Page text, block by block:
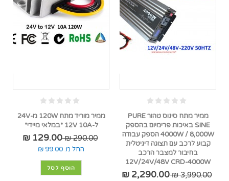
ממיר מתח סינוס טהור PURE
SINE באיכות פרימיום בהספק
4000W / 8,000W הספק עבודה
קבוע לרכב עם תצוגה דיגיטלית
בחיבור למצבר הרכב
12V/24V/48V CRD-4000W
3,990.00 ₪
2,290.00 ₪
ממיר מוריד מתח 120W מ-24V
ל-12V 10A *במלאי מיידי*
290.00 ₪
129.00 ₪
החל מ: 99.00 ₪
הוסף לסל